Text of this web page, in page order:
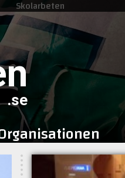
Skolarbeten
.se